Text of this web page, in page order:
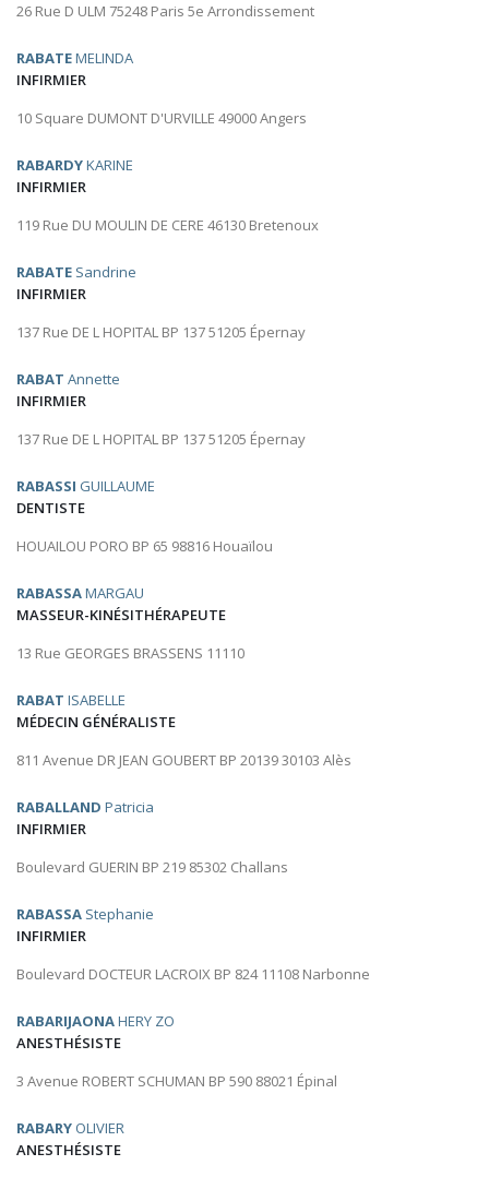
26 Rue D ULM 75248 Paris 5e Arrondissement
RABATEMELINDA
INFIRMIER
10 Square DUMONT D'URVILLE 49000 Angers
RABARDYKARINE
INFIRMIER
119 Rue DU MOULIN DE CERE 46130 Bretenoux
RABATE Sandrine
INFIRMIER
137 Rue DE L HOPITAL BP 137 51205 Épernay
RABAT Annette
INFIRMIER
137 Rue DE L HOPITAL BP 137 51205 Épernay
RABASSI GUILLAUME
DENTISTE
HOUAILOU PORO BP 65 98816 Houaïlou
RABASSAMARGAU
MASSEUR-KINÉSITHÉRAPEUTE
13 Rue GEORGES BRASSENS 11110
RABAT ISABELLE
MÉDECIN GÉNÉRALISTE
811 Avenue DR JEAN GOUBERT BP 20139 30103 Alès
RABALLAND Patricia
INFIRMIER
Boulevard GUERIN BP 219 85302 Challans
RABASSA Stephanie
INFIRMIER
Boulevard DOCTEUR LACROIX BP 824 11108 Narbonne
RABARIJAONAHERY ZO
ANESTHÉSISTE
3 Avenue ROBERT SCHUMAN BP 590 88021 Épinal
RABARY OLIVIER
ANESTHÉSISTE